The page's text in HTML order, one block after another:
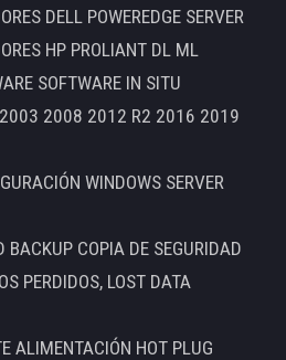
DELL POWEREDGE SERVER
HP PROLIANT DL ML
SOFTWARE IN SITU
2003 2008 2012 R2 2016 2019
WINDOWS SERVER
BACKUP COPIA DE SEGURIDAD
PERDIDOS, LOST DATA
ALIMENTACIÓN HOT PLUG